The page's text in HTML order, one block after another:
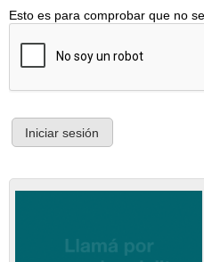
Esto es para comprobar que no